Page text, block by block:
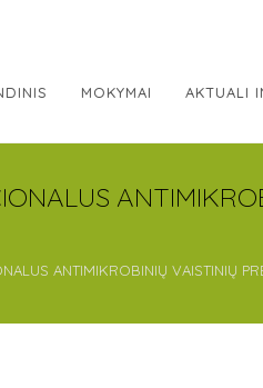
MOKYMAI AKTUALI
ANTIMIKROBINIŲ VAISTINIŲ